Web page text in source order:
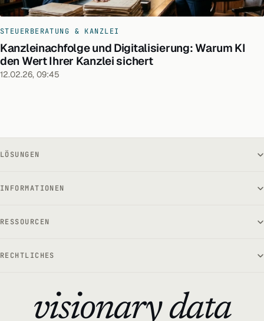
STEUERBERATUNG & KANZLEI
Kanzleinachfolge und Digitalisierung: Warum KI
den Wert Ihrer Kanzlei sichert
12.02.26, 09:45
LÖSUNGEN
INFORMATIONEN
RESSOURCEN
RECHTLICHES
visionary data